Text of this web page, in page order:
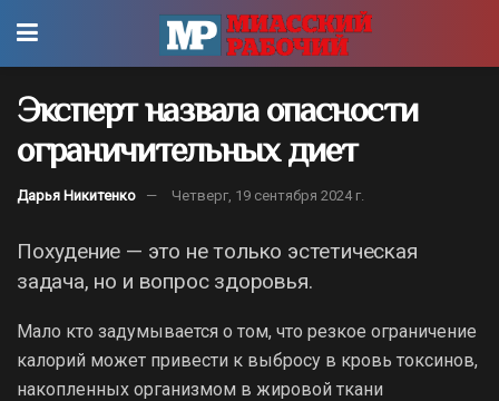
Эксперт назвала опасности
ограничительных диет
Дарья Никитенко Четверг, 19 сентября 2024 г.
Похудение — это не только эстетическая
задача, но и вопрос здоровья.
Мало кто задумывается о том, что резкое ограничение
калорий может привести к выбросу в кровь токсинов,
накопленных организмом в жировой ткани